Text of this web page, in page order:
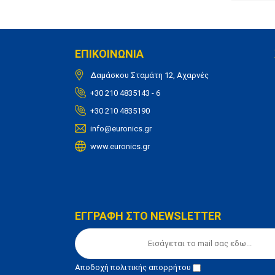
ΕΠΙΚΟΙΝΩΝΙΑ
Δαμάσκου Σταμάτη 12, Αχαρνές
+30 210 4835143 - 6
+30 210 4835190
info@euronics.gr
www.euronics.gr
ΕΓΓΡΑΦΗ ΣΤΟ NEWSLETTER
Αποδοχήπολιτικής απορρήτου